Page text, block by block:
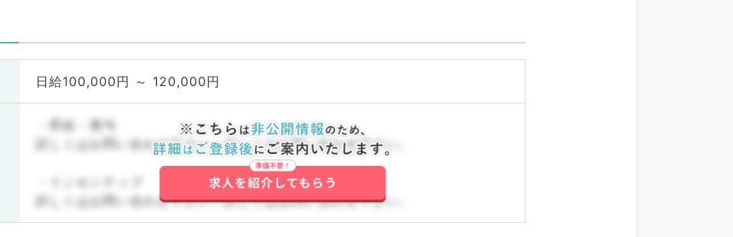
ーツ整形外科、大腸・肛門
外科、産業医、脊髄・脊椎
日給100,000円 ～ 120,000円
・昇給・賞与
詳しくはお問い合わせ下さい。詳しくはお問い合わせ下さい。
・インセンティブ
詳しくはお問い合わせ下さい。詳しくはお問い合わせ下さい。